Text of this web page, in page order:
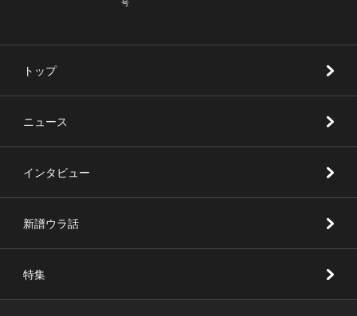
号
トップ
ニュース
インタビュー
新譜ウラ話
特集